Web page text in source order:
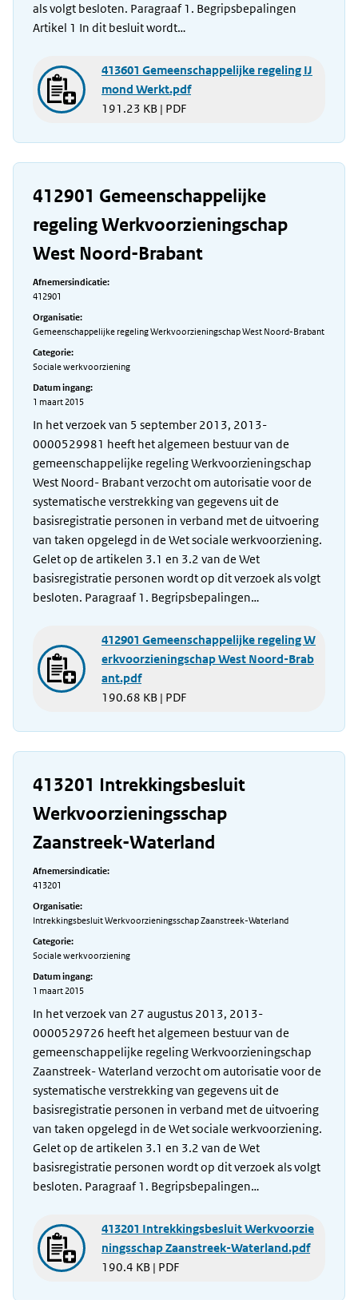
als volgt besloten. Paragraaf 1. Begripsbepalingen
Artikel 1 In dit besluit wordt…
413601 Gemeenschappelijke regeling IJ
mond Werkt.pdf
191.23 KB | PDF
412901 Gemeenschappelijke
regeling Werkvoorzieningschap
West Noord-Brabant
Afnemersindicatie:
412901
Organisatie:
Gemeenschappelijke regeling Werkvoorzieningschap West Noord-Brabant
Categorie:
Sociale werkvoorziening
Datum ingang:
1 maart 2015
In het verzoek van 5 september 2013, 2013-
0000529981 heeft het algemeen bestuur van de
gemeenschappelijke regeling Werkvoorzieningschap
West Noord- Brabant verzocht om autorisatie voor de
systematische verstrekking van gegevens uit de
basisregistratie personen in verband met de uitvoering
van taken opgelegd in de Wet sociale werkvoorziening.
Gelet op de artikelen 3.1 en 3.2 van de Wet
basisregistratie personen wordt op dit verzoek als volgt
besloten. Paragraaf 1. Begripsbepalingen…
412901 Gemeenschappelijke regeling W
erkvoorzieningschap West Noord-Brab
ant.pdf
190.68 KB | PDF
413201 Intrekkingsbesluit
Werkvoorzieningsschap
Zaanstreek-Waterland
Afnemersindicatie:
413201
Organisatie:
Intrekkingsbesluit Werkvoorzieningsschap Zaanstreek-Waterland
Categorie:
Sociale werkvoorziening
Datum ingang:
1 maart 2015
In het verzoek van 27 augustus 2013, 2013-
0000529726 heeft het algemeen bestuur van de
gemeenschappelijke regeling Werkvoorzieningschap
Zaanstreek- Waterland verzocht om autorisatie voor de
systematische verstrekking van gegevens uit de
basisregistratie personen in verband met de uitvoering
van taken opgelegd in de Wet sociale werkvoorziening.
Gelet op de artikelen 3.1 en 3.2 van de Wet
basisregistratie personen wordt op dit verzoek als volgt
besloten. Paragraaf 1. Begripsbepalingen…
413201 Intrekkingsbesluit Werkvoorzie
ningsschap Zaanstreek-Waterland.pdf
190.4 KB | PDF